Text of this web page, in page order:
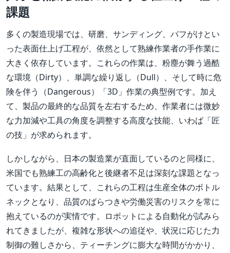
課題
多くの製造現場では、研磨、サンディング、バフがけとい
った表面仕上げ工程が、依然として熟練作業者の手作業に
大きく依存しています。これらの作業は、粉塵が舞う過酷
な環境（Dirty）、単調な繰り返し（Dull）、そして時に危
険を伴う（Dangerous）「3D」作業の典型例です。加え
て、製品の最終的な品質を左右するため、作業者には微妙
な力加減や工具の角度を調整する高度な技能、いわば「匠
の技」が求められます。
しかしながら、日本の製造業が直面しているのと同様に、
米国でも熟練工の高齢化と後継者不足は深刻な課題となっ
ています。結果として、これらの工程は生産全体のボトル
ネックとなり、品質のばらつきや労働災害のリスクを常に
抱えているのが実情です。ロボットによる自動化が試みら
れてきましたが、複雑な形状への追従や、状況に応じた力
制御の難しさから、ティーチングに膨大な時間がかかり、